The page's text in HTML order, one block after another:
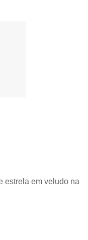
estrela em veludo na